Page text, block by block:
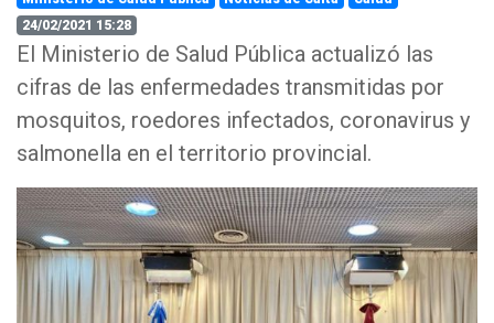
24/02/2021 15:28
El Ministerio de Salud Pública actualizó las
cifras de las enfermedades transmitidas por
mosquitos, roedores infectados, coronavirus y
salmonella en el territorio provincial.